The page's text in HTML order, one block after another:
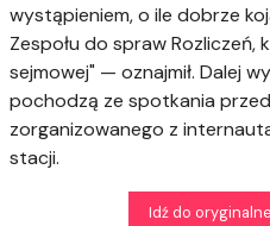
wystąpieniem, o ile dobrze
Zespołu do spraw Rozliczeń,
sejmowej" — oznajmił. Dalej
pochodzą ze spotkania
zorganizowanego z
stacji.
Idź do